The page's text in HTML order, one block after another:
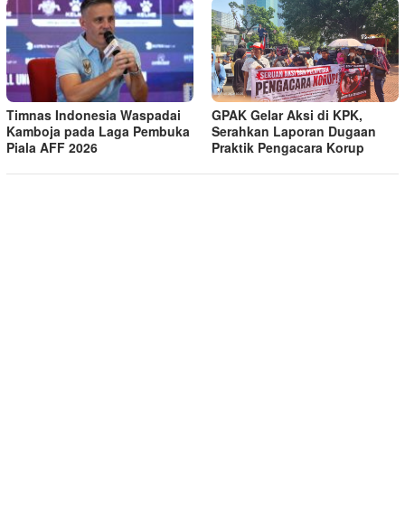
Timnas Indonesia Waspadai
Kamboja pada Laga Pembuka
Piala AFF 2026
GPAK Gelar Aksi di KPK,
Serahkan Laporan Dugaan
Praktik Pengacara Korup